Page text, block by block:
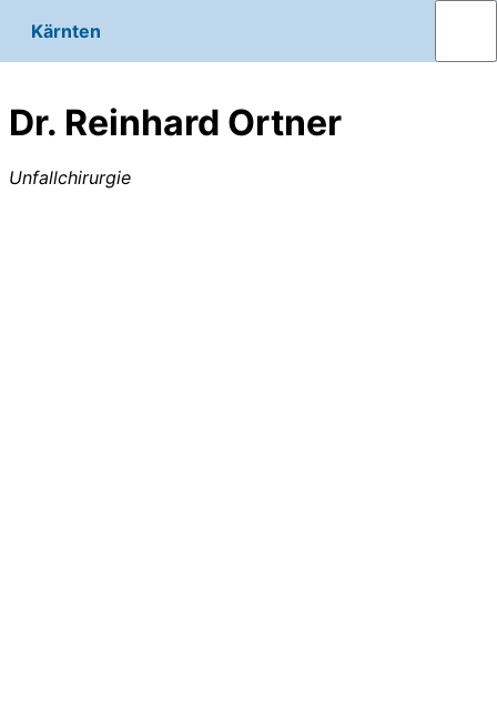
Kärnten
Dr. Reinhard Ortner
Unfallchirurgie